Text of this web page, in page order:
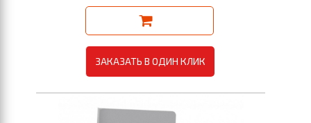
ЗАКАЗАТЬ В ОДИН КЛИК